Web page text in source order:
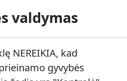
valdymas
NEREIKIA, kad
gyvybės